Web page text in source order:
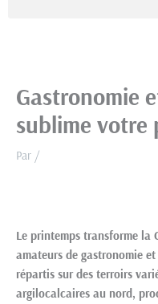
Gastronomie
sublime votre
Par /
Le printemps transforme la
amateurs de gastronomie
répartis sur des terroirs
argilocalcaires au nord,